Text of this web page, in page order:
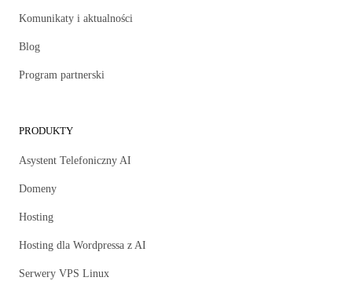
Komunikaty i aktualności
Blog
Program partnerski
PRODUKTY
Asystent Telefoniczny AI
Domeny
Hosting
Hosting dla Wordpressa z AI
Serwery VPS Linux